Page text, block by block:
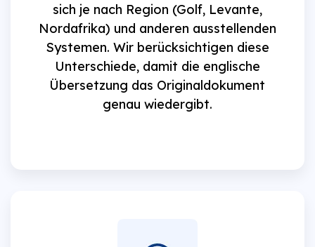
sich je nach Region (Golf, Levante,
Nordafrika) und anderen ausstellenden
Systemen. Wir berücksichtigen diese
Unterschiede, damit die englische
Übersetzung das Originaldokument
genau wiedergibt.